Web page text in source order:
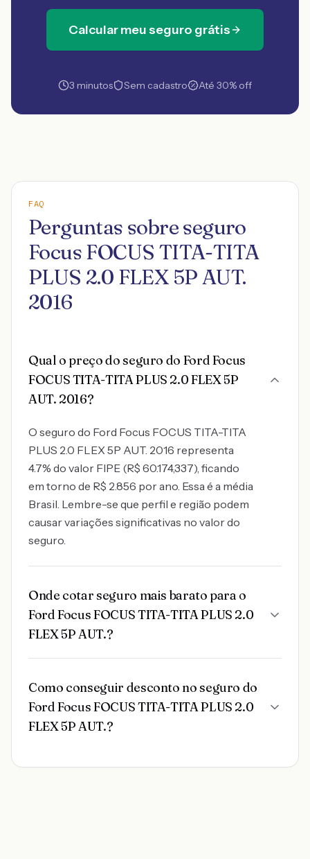
Calcular meu seguro grátis
3 minutos Sem cadastro Até 30% off
FAQ
Perguntas sobre seguro
Focus FOCUS TITA-TITA
PLUS 2.0 FLEX 5P AUT.
2016
Qual o preço do seguro do Ford Focus
FOCUS TITA-TITA PLUS 2.0 FLEX 5P
AUT. 2016?
O seguro do Ford Focus FOCUS TITA-TITA
PLUS 2.0 FLEX 5P AUT. 2016 representa
4.7% do valor FIPE (R$ 60.174,337), ficando
em torno de R$ 2.856 por ano. Essa é a média
Brasil. Lembre-se que perfil e região podem
causar variações significativas no valor do
seguro.
Onde cotar seguro mais barato para o
Ford Focus FOCUS TITA-TITA PLUS 2.0
FLEX 5P AUT.?
Como conseguir desconto no seguro do
Ford Focus FOCUS TITA-TITA PLUS 2.0
FLEX 5P AUT.?